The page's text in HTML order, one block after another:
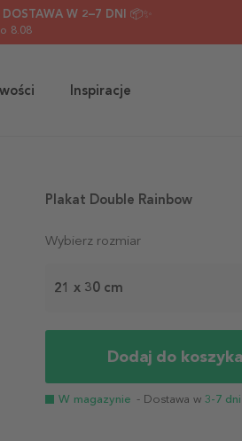
W 2–7 DNI 📦✨
8.08
Inspiracje
Wybierz rozmiar
21 x 30 cm
Dodaj do koszyka
W magazynie - Dostawa w 3-7
Plakat Double Rainbow